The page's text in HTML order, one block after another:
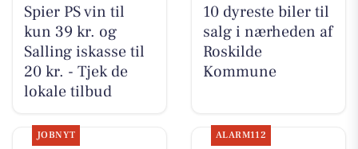
Spier PS vin til
kun 39 kr. og
Salling iskasse til
20 kr. - Tjek de
lokale tilbud
10 dyreste biler til
salg i nærheden af
Roskilde
Kommune
JOBNYT ALARM112